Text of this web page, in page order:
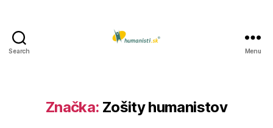
Search Menu
Značka: Zošity humanistov